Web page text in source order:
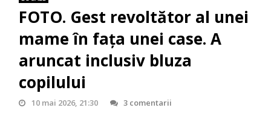
FOTO. Gest revoltător al unei
mame în fața unei case. A
aruncat inclusiv bluza
copilului
10 mai 2026, 21:30 3 comentarii